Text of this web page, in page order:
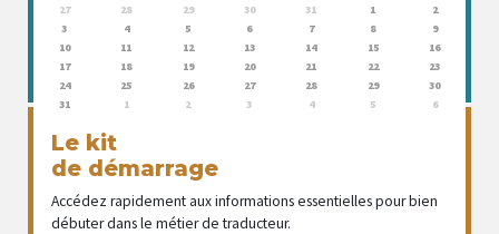
27 28 29 30 31 1
2
3
4 5 6 7 8
9
10
11 12 13 14 15
16
17
18 19 20 21 22
23
24
25 26 27 28 29
30
31
1 2 3 4 5 6
Le kit
de démarrage
Accédez rapidement aux informations essentielles pour bien
débuter dans le métier de traducteur.